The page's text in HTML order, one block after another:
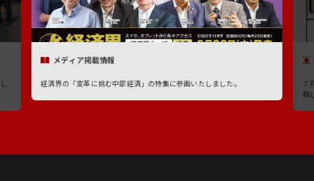
メディア掲載情報
経済界の「変革に挑む中部経済」の特集に参画いたしました。
７
稿